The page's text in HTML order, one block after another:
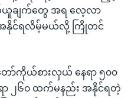
ချက်တွေ အရ လေ့လာ
နိုင်ရလိမ့်မယ်လို့ ကြိုတင်
ာ်ကိုယ်စားလှယ် နေရာ ၅၀၀
ာ ၂၆၀ ထက်မနည်း အနိုင်ရတဲ့